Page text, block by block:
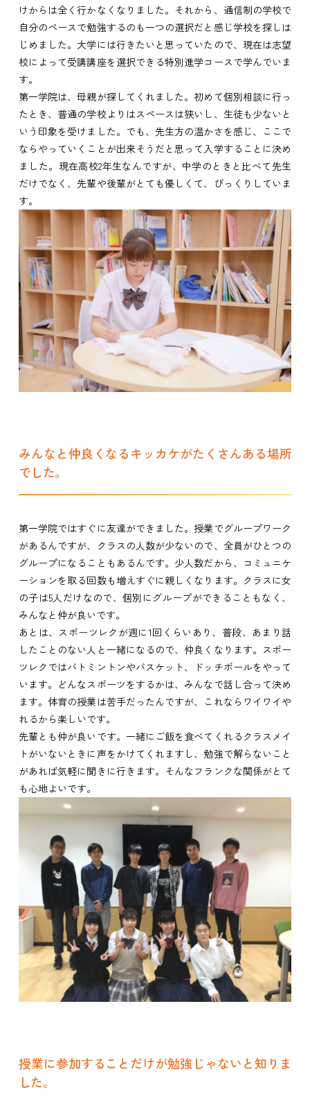
けからは全く行かなくなりました。それから、通信制の学校で
自分のペースで勉強するのも一つの選択だと感じ学校を探しは
じめました。大学には行きたいと思っていたので、現在は志望
校によって受講講座を選択できる特別進学コースで学んでいま
す。
第一学院は、母親が探してくれました。初めて個別相談に行っ
たとき、普通の学校よりはスペースは狭いし、生徒も少ないと
いう印象を受けました。でも、先生方の温かさを感じ、ここで
ならやっていくことが出来そうだと思って入学することに決め
ました。現在高校2年生なんですが、中学のときと比べて先生
だけでなく、先輩や後輩がとても優しくて、びっくりしていま
す。
みんなと仲良くなるキッカケがたくさんある場所
でした。
第一学院ではすぐに友達ができました。授業でグループワーク
があるんですが、クラスの人数が少ないので、全員がひとつの
グループになることもあるんです。少人数だから、コミュニケ
ーションを取る回数も増えすぐに親しくなります。クラスに女
の子は5人だけなので、個別にグループができることもなく、
みんなと仲が良いです。
あとは、スポーツレクが週に1回くらいあり、普段、あまり話
したことのない人と一緒になるので、仲良くなります。スポー
ツレクではバトミントンやバスケット、ドッチボールをやって
います。どんなスポーツをするかは、みんなで話し合って決め
ます。体育の授業は苦手だったんですが、これならワイワイや
れるから楽しいです。
先輩とも仲が良いです。一緒にご飯を食べてくれるクラスメイ
トがいないときに声をかけてくれますし、勉強で解らないこと
があれば気軽に聞きに行きます。そんなフランクな関係がとて
も心地よいです。
授業に参加することだけが勉強じゃないと知りま
した。